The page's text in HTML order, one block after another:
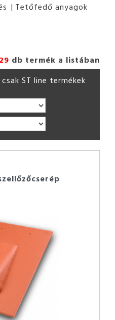
Tetőfedő anyagok
29 db termék a listában
csak ST line termékek